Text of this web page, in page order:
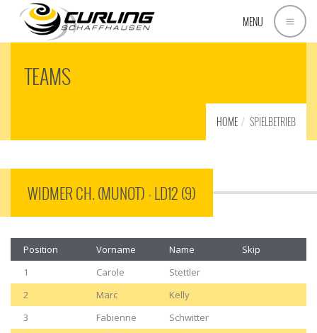
MENU
TEAMS
HOME SPIELBETRIEB
WIDMER CH. (MUNOT) - LD12 (9)
Position Vorname Name
Skip
1
Carole
Stettler
2
Marc
Kelly
3
Fabienne
Schwitter